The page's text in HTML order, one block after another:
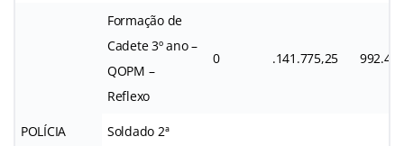
POLÍCIA
Formação de
Cadete 3º ano –
QOPM –
Reflexo
0 .141.775,25
Soldado 2ª